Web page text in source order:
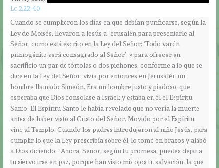
Lc 2,22-40
Cuando se cumplieron los días en que debían purificarse, según la
Ley de Moisés, llevaron a Jesús a Jerusalén para presentarle al
Señor, como está escrito en la Ley del Señor: ‘Todo varón
primogénito será consagrado al Señor’, y para ofrecer en
sacrificio un par de tórtolas o dos pichones, conforme a lo que se
dice en la Ley del Señor. vivía por entonces en Jerusalén un
hombre llamado Simeón. Era un hombre justo y piadoso, que
esperaba que Dios consolase a Israel; y estaba en él el Espíritu
Santo. El Espíritu Santo le había revelado que no vería la muerte
antes de haber visto al Cristo del Señor. Movido por el Espíritu,
vino al Templo. Cuando los padres introdujeron al niño Jesús, para
cumplir lo que la Ley prescribía sobre él, lo tomó en brazos y alabó
a Dios diciendo: “Ahora, Señor, según tu promesa, puedes dejar a
tu siervo irse en paz, porque han visto mis ojos tu salvación, la que